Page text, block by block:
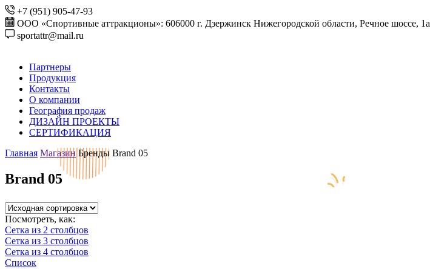
+7 (951) 905-47-93
ООО «Спортивные аттракционы»: 606000 г. Дзержинск Нижегородской области, Речное шоссе, 1а
sportattr@mail.ru
Партнеры
Продукция
Контакты
О компании
География продаж
ДИЗАЙН ПРОЕКТЫ
СЕРТИФИКАЦИЯ
Главная Магазин Бренды Brand 05
Brand 05
Посмотреть, как:
Сетка из 2 столбцов
Сетка из 3 столбцов
Сетка из 4 столбцов
Список